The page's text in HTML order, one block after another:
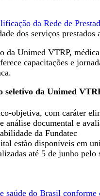
da Rede de
dos serviços prestados
da Unimed VTRP,
capacitações e
seletivo da Unimed
objetiva, com caráter
análise documental e
da Fundatec
estão disponíveis em
até 5 de junho
saúde do Brasil